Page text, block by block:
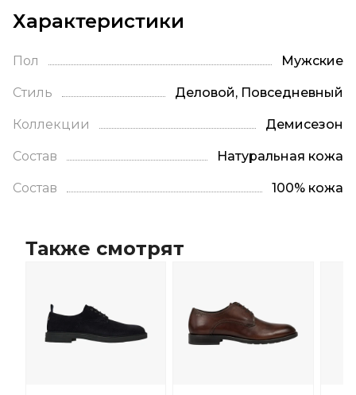
Характеристики
Пол Мужские
Стиль Деловой, Повседневный
Коллекции Демисезон
Состав Натуральная кожа
Состав 100% кожа
Также смотрят